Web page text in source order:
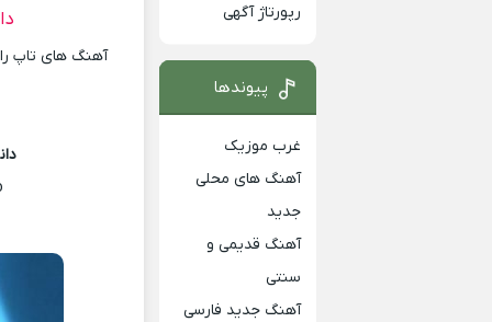
آهنگ های تاپ را
رپورتاژ آگهی
پیوندها
غرب موزیک
آهنگ های محلی
جدید
آهنگ قدیمی و
سنتی
آهنگ جدید فارسی